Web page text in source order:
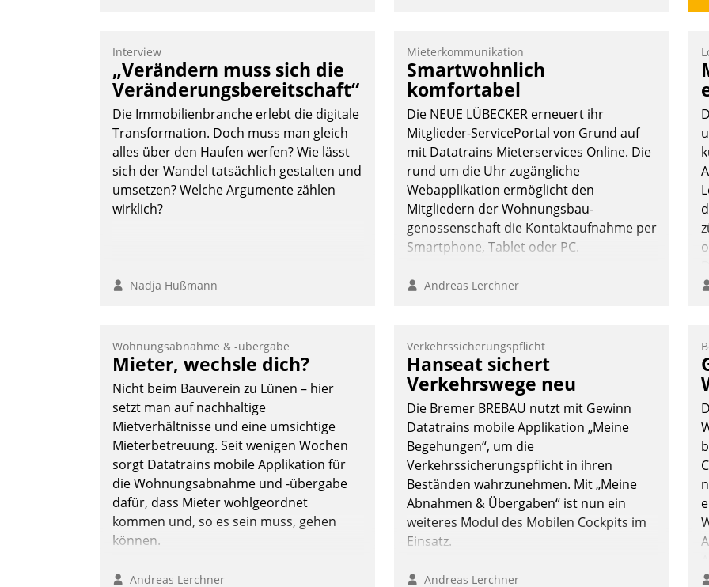
auf dem Laufenden bleiben, Daten
einsehen und ändern oder
Schadensmeldungen abgeben – rund um
die Uhr.
Andreas Lerchner
Interview
„Verändern muss sich die
Veränderungsbereitschaft“
Die Immobilienbranche erlebt die digitale
Transformation. Doch muss man gleich
alles über den Haufen werfen? Wie lässt
sich der Wandel tatsächlich gestalten und
umsetzen? Welche Argumente zählen
wirklich?
Nadja Hußmann
Mieterkommunikation
Smartwohnlich
komfortabel
Die NEUE LÜBECKER erneuert ihr
Mitglieder-ServicePortal von Grund auf
mit Datatrains Mieterservices Online. Die
rund um die Uhr zugängliche
Webapplikation ermöglicht den
Mitgliedern der Wohnungs­bau­
genossenschaft die Kontaktaufnahme per
Smartphone, Tablet oder PC.
Andreas Lerchner
Wohnungsabnahme & -übergabe
Mieter, wechsle dich?
Nicht beim Bauverein zu Lünen – hier
setzt man auf nachhaltige
Mietverhältnisse und eine umsichtige
Mieterbetreuung. Seit wenigen Wochen
sorgt Datatrains mobile Applikation für
die Wohnungsabnahme und -übergabe
dafür, dass Mieter wohlgeordnet
kommen und, so es sein muss, gehen
können.
Andreas Lerchner
Verkehrssicherungspflicht
Hanseat sichert
Verkehrswege neu
Die Bremer BREBAU nutzt mit Gewinn
Datatrains mobile Applikation „Meine
Begehungen“, um die
Verkehrssicherungspflicht in ihren
Beständen wahrzunehmen. Mit „Meine
Abnahmen & Übergaben“ ist nun ein
weiteres Modul des Mobilen Cockpits im
Einsatz.
Andreas Lerchner